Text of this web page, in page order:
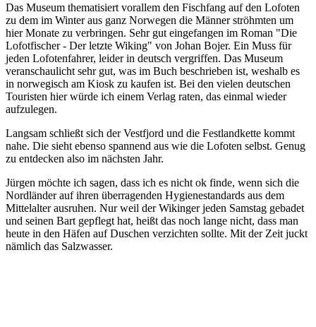
Das Museum thematisiert vorallem den Fischfang auf den Lofoten
zu dem im Winter aus ganz Norwegen die Männer ströhmten um
hier Monate zu verbringen. Sehr gut eingefangen im Roman "Die
Lofotfischer - Der letzte Wiking" von Johan Bojer. Ein Muss für
jeden Lofotenfahrer, leider in deutsch vergriffen. Das Museum
veranschaulicht sehr gut, was im Buch beschrieben ist, weshalb es
in norwegisch am Kiosk zu kaufen ist. Bei den vielen deutschen
Touristen hier würde ich einem Verlag raten, das einmal wieder
aufzulegen.
Langsam schließt sich der Vestfjord und die Festlandkette kommt
nahe. Die sieht ebenso spannend aus wie die Lofoten selbst. Genug
zu entdecken also im nächsten Jahr.
Jürgen möchte ich sagen, dass ich es nicht ok finde, wenn sich die
Nordländer auf ihren überragenden Hygienestandards aus dem
Mittelalter ausruhen. Nur weil der Wikinger jeden Samstag gebadet
und seinen Bart gepflegt hat, heißt das noch lange nicht, dass man
heute in den Häfen auf Duschen verzichten sollte. Mit der Zeit juckt
nämlich das Salzwasser.